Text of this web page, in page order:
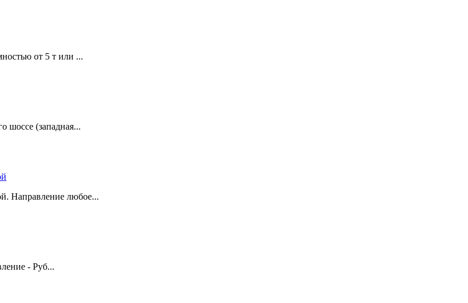
от 5 т или ...
шоссе (западная...
Направление любое...
- Руб...